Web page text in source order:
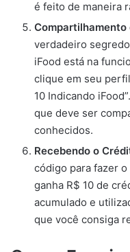
é feito de maneira
Compartilhamento
verdadeiro
iFood está na
clique em seu
10 Indicando
que deve ser
conhecidos.
Recebendo o
código para fazer
ganha R$ 10 de
acumulado e
que você consiga